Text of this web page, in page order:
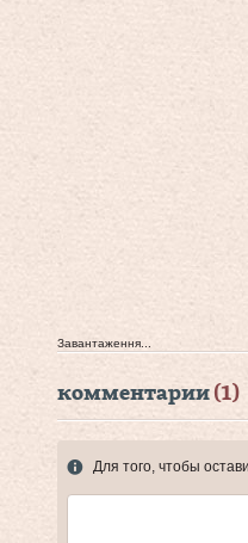
Завантаження...
комментарии (1)
Для того, чтобы